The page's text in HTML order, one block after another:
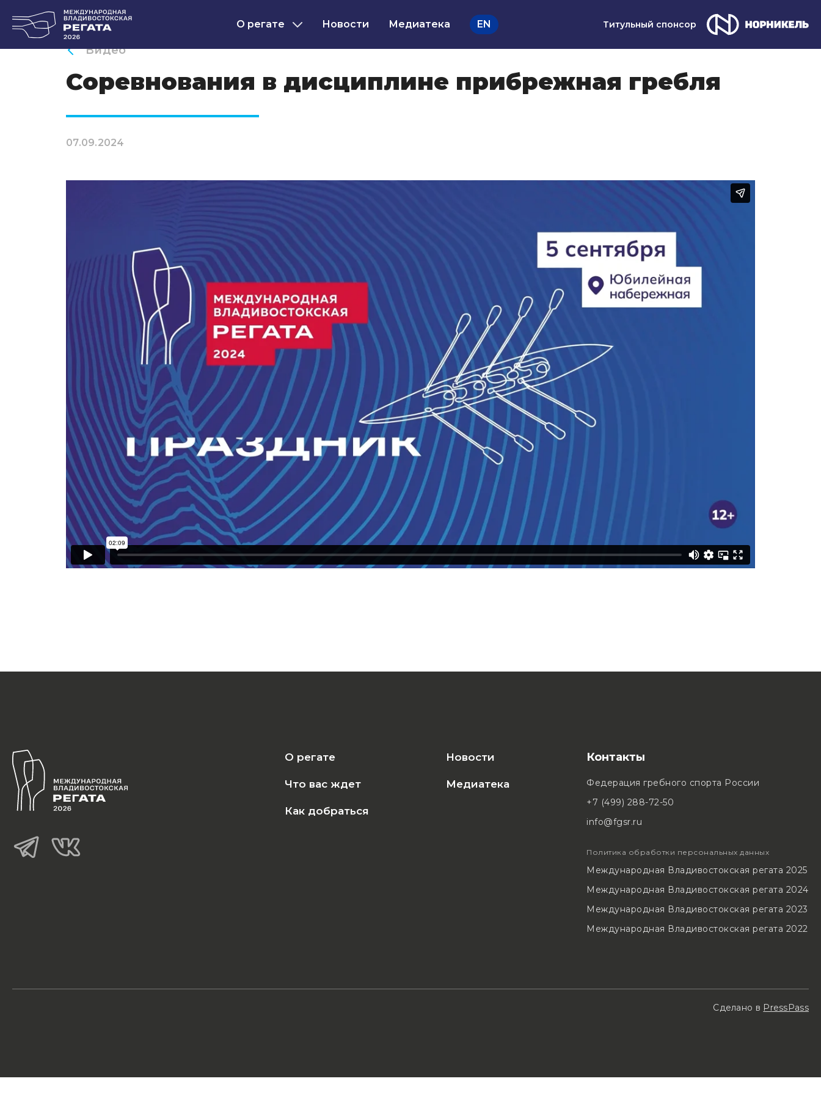
О регате Новости Медиатека EN Титульный спонсор
Видео
Соревнования в дисциплине прибрежная гребля
07.09.2024
О регате
Что вас ждет
Как добраться
Новости
Медиатека
Контакты
Федерация гребного спорта России
+7 (499) 288-72-50
info@fgsr.ru
Политика обработки персональных данных
Международная Владивостокская регата 2025
Международная Владивостокская регата 2024
Международная Владивостокская регата 2023
Международная Владивостокская регата 2022
Сделано в PressPass